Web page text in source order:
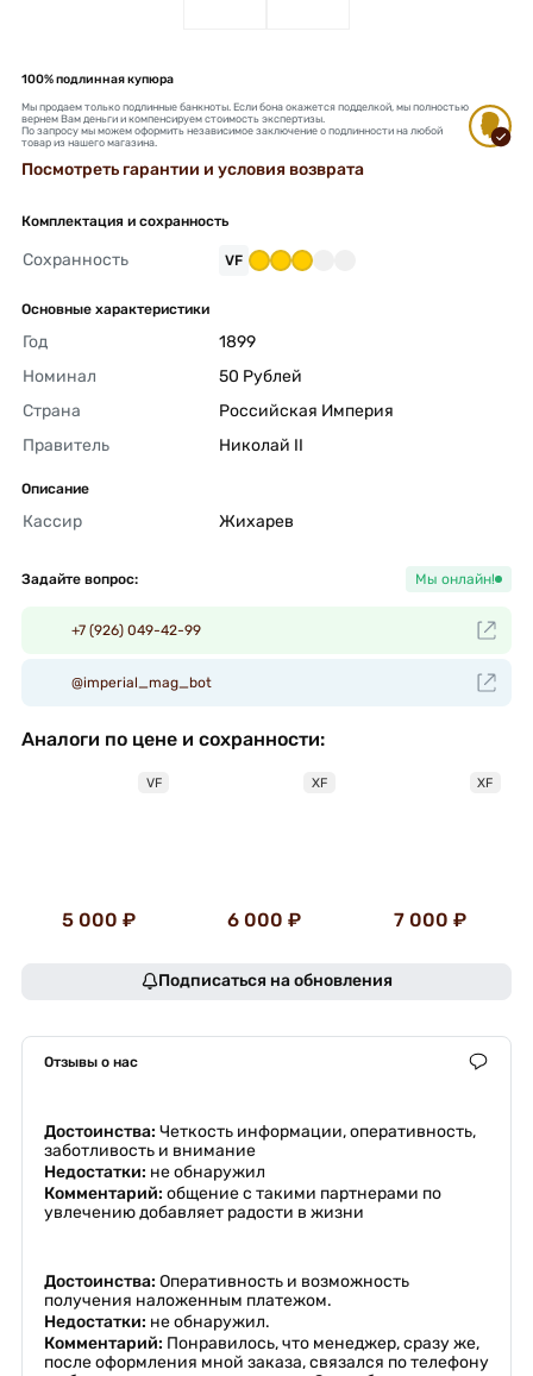
100% подлинная купюра
Мы продаем только подлинные банкноты. Если бона окажется подделкой, мы полностью
вернем Вам деньги и компенсируем стоимость экспертизы.
По запросу мы можем оформить независимое заключение о подлинности на любой
товар из нашего магазина.
Посмотреть гарантии и условия возврата
Комплектация и сохранность
Сохранность VF
Основные характеристики
Год
1899
Номинал
50 Рублей
Страна
Российская Империя
Правитель
Николай II
Описание
Кассир Жихарев
Задайте вопрос: Мы онлайн!
+7 (926) 049-42-99
@imperial_mag_bot
Аналоги по цене и сохранности:
VF
5 000 ₽
XF
6 000 ₽
XF
7 000 ₽
Подписаться на обновления
Отзывы о нас
Достоинства: Четкость информации, оперативность,
заботливость и внимание
Недостатки: не обнаружил
Комментарий: общение с такими партнерами по
увлечению добавляет радости в жизни
Достоинства: Оперативность и возможность
получения наложенным платежом.
Недостатки: не обнаружил.
Комментарий: Понравилось, что менеджер, сразу же,
после оформления мной заказа, связался по телефону